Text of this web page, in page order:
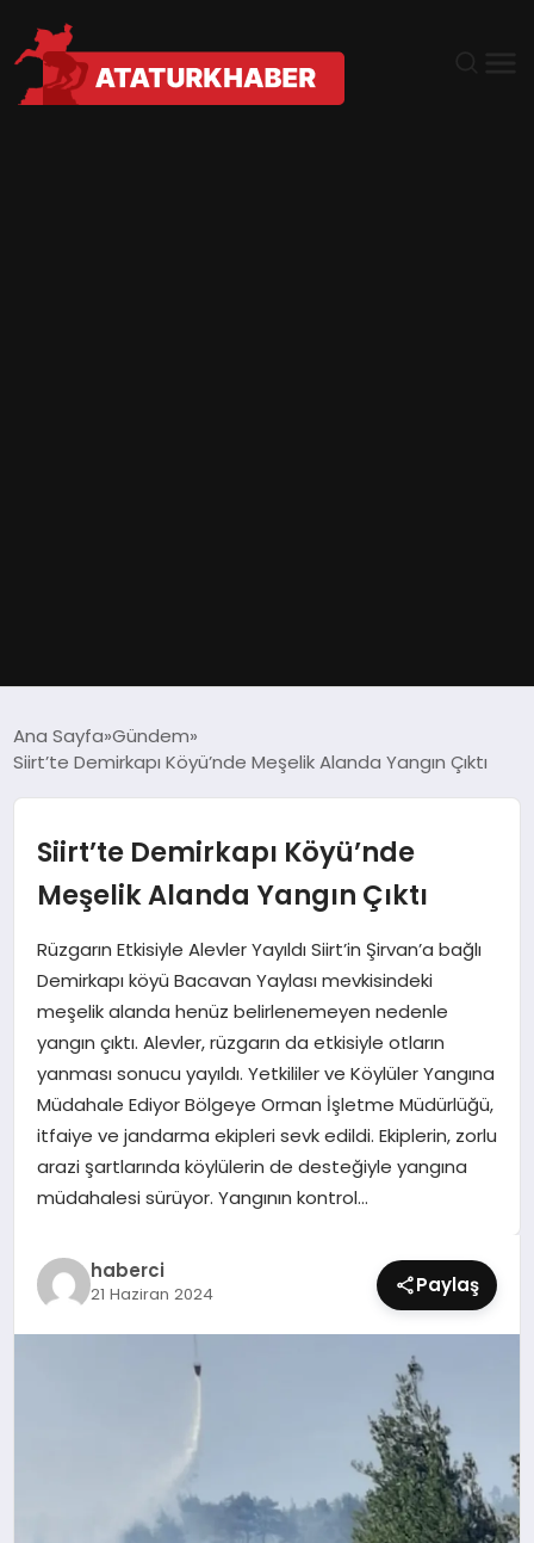
EĞITIM
EKONOMI
MAGAZIN
SAĞLIK
SIYASET
SPOR
TEKNOLOJI
YAŞAM
Ana Sayfa Gündem
Siirt’te Demirkapı Köyü’nde Meşelik Alanda Yangın Çıktı
Siirt’te Demirkapı Köyü’nde
Meşelik Alanda Yangın Çıktı
Rüzgarın Etkisiyle Alevler Yayıldı Siirt’in Şirvan’a bağlı
Demirkapı köyü Bacavan Yaylası mevkisindeki
meşelik alanda henüz belirlenemeyen nedenle
yangın çıktı. Alevler, rüzgarın da etkisiyle otların
yanması sonucu yayıldı. Yetkililer ve Köylüler Yangına
Müdahale Ediyor Bölgeye Orman İşletme Müdürlüğü,
itfaiye ve jandarma ekipleri sevk edildi. Ekiplerin, zorlu
arazi şartlarında köylülerin de desteğiyle yangına
müdahalesi sürüyor. Yangının kontrol…
haberci
21 Haziran 2024 Paylaş